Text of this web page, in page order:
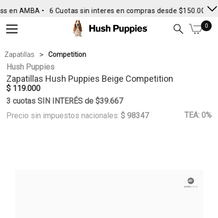
en AMBA • 6 Cuotas sin interes en compras desde $150.000 •
0
Zapatillas Competition
Hush Puppies
Zapatillas Hush Puppies Beige Competition
$ 119.000
3 cuotas SIN INTERÉS de $39.667
Precio sin impuestos nacionales: $ 98347 TEA: 0%